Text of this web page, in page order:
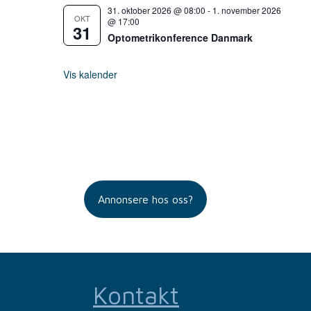
OKT
31
31. oktober 2026 @ 08:00 - 1. november 2026
@ 17:00
Optometrikonference Danmark
Vis kalender
Annonsere hos oss?
Kontakt